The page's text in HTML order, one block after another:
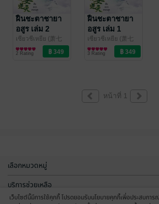
ฝืนชะตาชายา
อสูร เล่ม 2
เซียวชีเหยีย (萧七
爷)/ Ink Stone
นิยายรักจีนโบราณ
2 Rating
ฝืนชะตาชายา
อสูร เล่ม 1
เซียวชีเหยีย (萧七
爷)/ Ink Stone
นิยายรักจีนโบราณ
3 Rating
หน้าที่ 1
เลือกหมวดหมู่
บริการช่วยเหลือ
เว็บไซต์นี้มีการใช้คุกกี้ โปรดยอมรับนโยบายคุกกี้เพื่อประสบกา